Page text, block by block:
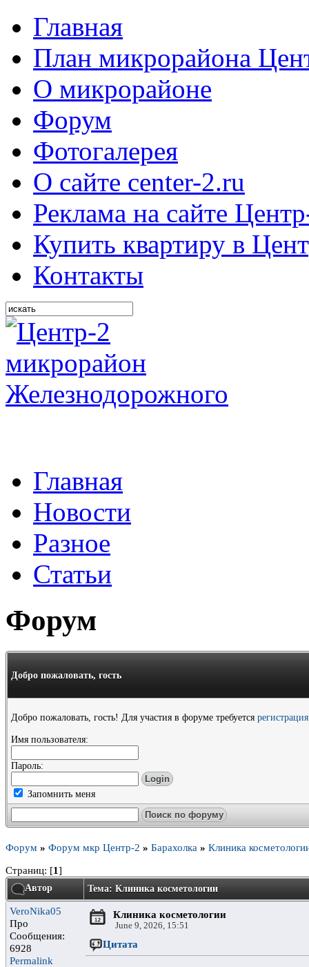
Главная
План микрорайона
О микрорайоне
Форум
Фотогалерея
О сайте center-2.ru
Реклама на сайте
Купить квартиру в
Контакты
Главная
Новости
Разное
Статьи
Форум
Добро пожаловать, гость
Добро пожаловать, гость! Для участия в форуме требуется
Имя пользователя:
Пароль:
Запомнить меня
Форум » Форум мкр Центр-2 » Барахолка » Клиника
Страниц: [1]
Автор Тема: Клиника косметологии
VeroNika05
Про
Сообщения:
6928
Permalink
Клиника косметологии
June 9, 2026, 15:51
Цитата